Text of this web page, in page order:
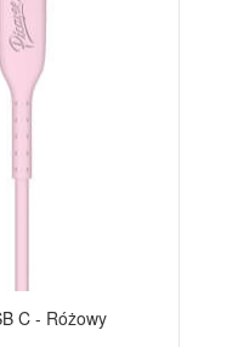
C - Różowy